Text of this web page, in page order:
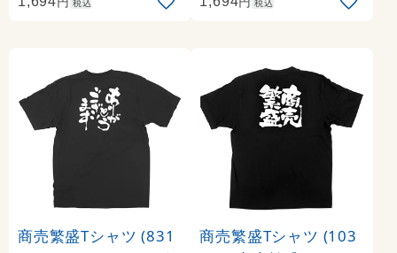
税込 税込
商売繁盛Tシャツ (831
商売繁盛Tシャツ (103